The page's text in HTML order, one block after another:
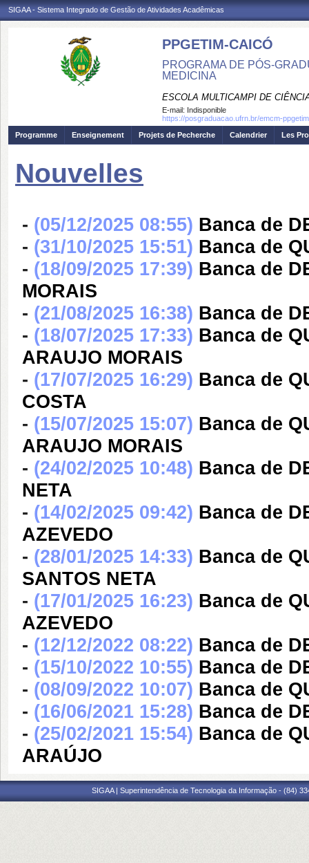
SIGAA - Sistema Integrado de Gestão de Atividades Acadêmicas
PPGETIM-CAICÓ
PROGRAMA DE PÓS-
MEDICINA
ESCOLA MULTICAMPI DE
E-mail: Indisponible
https://posgraduacao.ufrn.br/emcm-ppgetim
Programme
Enseignement Projets de Pecherche Calendrier Les
Nouvelles
- (05/12/2025 08:55) Banca de
- (31/10/2025 15:51) Banca de
- (18/09/2025 17:39) Banca de
MORAIS
- (21/08/2025 16:38) Banca de
- (18/07/2025 17:33) Banca de
ARAUJO MORAIS
- (17/07/2025 16:29) Banca de
COSTA
- (15/07/2025 15:07) Banca de
ARAUJO MORAIS
- (24/02/2025 10:48) Banca de
NETA
- (14/02/2025 09:42) Banca de
AZEVEDO
- (28/01/2025 14:33) Banca de
SANTOS NETA
- (17/01/2025 16:23) Banca de
AZEVEDO
- (12/12/2022 08:22) Banca de
- (15/10/2022 10:55) Banca de
- (08/09/2022 10:07) Banca de
- (16/06/2021 15:28) Banca de
- (25/02/2021 15:54) Banca de
ARAÚJO
SIGAA | Superintendência de Tecnologia da Informação - (84)